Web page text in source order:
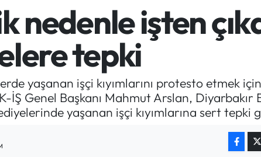
BİST100
13.768
48
BITCOIN
64.602,05
nedenle işten
tepki
yaşanan işçi kıyımlarını protesto etmek
İŞ Genel Başkanı Mahmut Arslan, Diyarbakır
yaşanan işçi kıyımlarına sert tepki